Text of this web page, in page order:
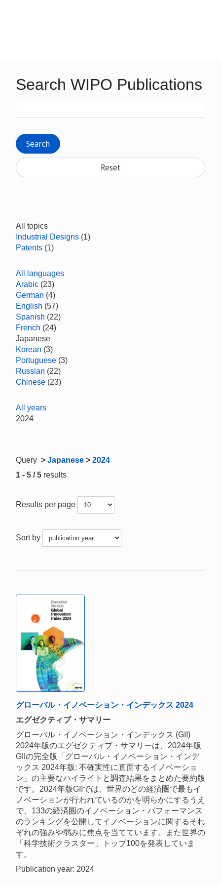
Search WIPO Publications
Search
Reset
All topics
Industrial Designs (1)
Patents (1)
All languages
Arabic (23)
German (4)
English (57)
Spanish (22)
French (24)
Japanese
Korean (3)
Portuguese (3)
Russian (22)
Chinese (23)
All years
2024
Query > Japanese > 2024
1 - 5 / 5 results
Results per page
Sort by
グローバル・イノベーション・インデックス 2024
エグゼクティブ・サマリー
グローバル・イノベーション・インデックス (GII)
2024年版のエグゼクティブ・サマリーは、2024年版
GIIの完全版「グローバル・イノベーション・インデ
ックス 2024年版: 不確実性に直面するイノベーショ
ン」の主要なハイライトと調査結果をまとめた要約版
です。2024年版GIIでは、世界のどの経済圏で最もイ
ノベーションが行われているのかを明らかにするうえ
で、133の経済圏のイノベーション・パフォーマンス
のランキングを公開してイノベーションに関するそれ
ぞれの強みや弱みに焦点を当てています。また世界の
「科学技術クラスター」トップ100を発表していま
す。
Publication year: 2024